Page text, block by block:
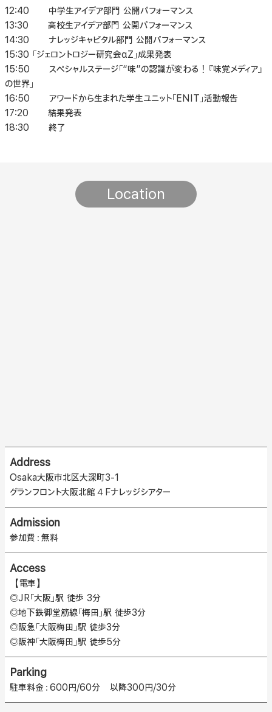
12:40 中学生アイデア部門 公開パフォーマンス
13:30 高校生アイデア部門 公開パフォーマンス
14:30 ナレッジキャピタル部門 公開パフォーマンス
15:30 「ジェロントロジー研究会αZ」成果発表
15:50 スペシャルステージ「“味”の認識が変わる！『味覚メディア』
の世界」
16:50 アワードから生まれた学生ユニット「ENIT」活動報告
17:20 結果発表
18:30 終了
Location
Address
Osaka大阪市北区大深町3-1
グランフロント大阪北館４Fナレッジシアター
Admission
参加費：無料
Access
【電車】
◎JR「大阪」駅 徒歩 3分
◎地下鉄御堂筋線「梅田」駅 徒歩3分
◎阪急「大阪梅田」駅 徒歩3分
◎阪神「大阪梅田」駅 徒歩5分
Parking
駐車料金：600円/60分 以降300円/30分